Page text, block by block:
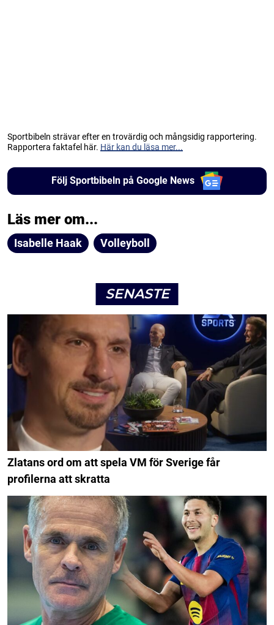
Sportbibeln strävar efter en trovärdig och mångsidig rapportering.
Rapportera faktafel här. Här kan du läsa mer...
Följ Sportbibeln på Google News
Läs mer om...
Isabelle Haak Volleyboll
SENASTE
Zlatans ord om att spela VM för Sverige får
profilerna att skratta